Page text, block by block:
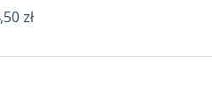
zł